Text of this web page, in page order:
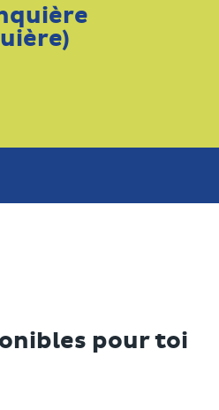
pour toi